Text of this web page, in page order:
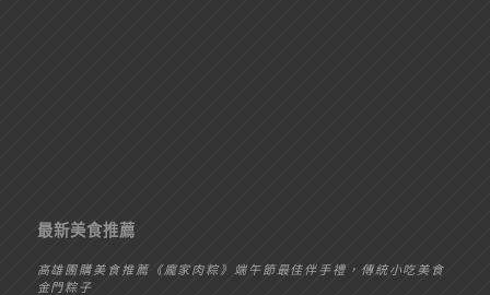
最新美食推薦
高雄團購美食推薦《龐家肉粽》端午節最佳伴手禮，傳統小吃美食
金門粽子